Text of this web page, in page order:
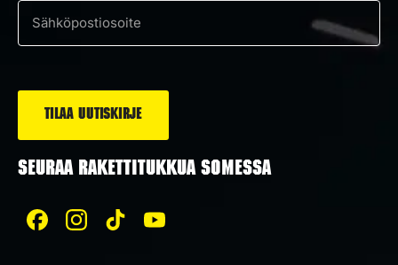
Sähköposti
SEURAA RAKETTITUKKUA SOMESSA